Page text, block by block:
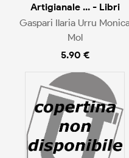
Artigianale ... - Libri
Gaspari Ilaria Urru
Mol
5.90 €